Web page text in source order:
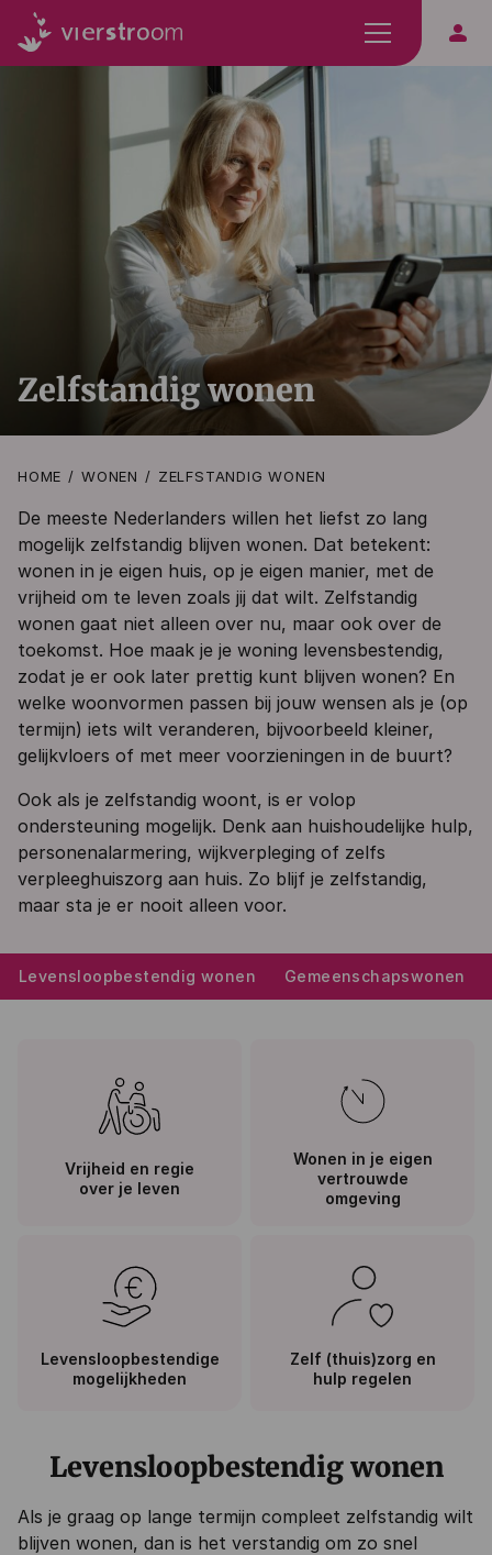
person
HOME WONEN ZELFSTANDIG WONEN
De meeste Nederlanders willen het liefst zo lang
mogelijk zelfstandig blijven wonen. Dat betekent:
wonen in je eigen huis, op je eigen manier, met de
vrijheid om te leven zoals jij dat wilt. Zelfstandig
wonen gaat niet alleen over nu, maar ook over de
toekomst. Hoe maak je je woning levensbestendig,
zodat je er ook later prettig kunt blijven wonen? En
welke woonvormen passen bij jouw wensen als je (op
termijn) iets wilt veranderen, bijvoorbeeld kleiner,
gelijkvloers of met meer voorzieningen in de buurt?
Ook als je zelfstandig woont, is er volop
ondersteuning mogelijk. Denk aan huishoudelijke hulp,
personenalarmering, wijkverpleging of zelfs
verpleeghuiszorg aan huis. Zo blijf je zelfstandig,
maar sta je er nooit alleen voor.
Zelfstandig wonen
Levensloopbestendig wonen Gemeenschapswonen
Vrijheid en regie
over je leven
Wonen in je eigen
vertrouwde
omgeving
Levensloopbestendige
mogelijkheden
Zelf (thuis)zorg en
hulp regelen
Levensloopbestendig wonen
Als je graag op lange termijn compleet zelfstandig wilt
blijven wonen, dan is het verstandig om zo snel